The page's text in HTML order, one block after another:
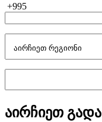
+995
აირჩიეთ